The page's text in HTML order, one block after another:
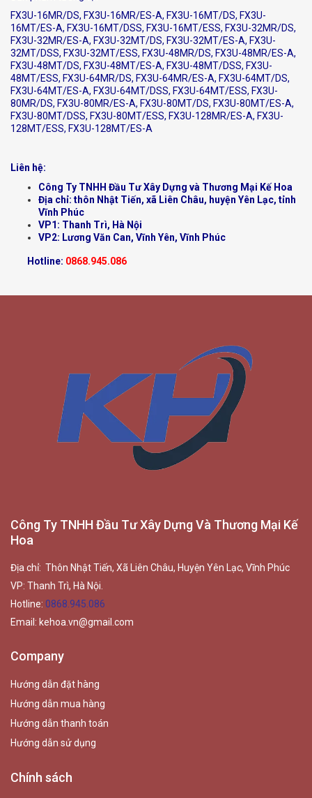
FX3U-16MR/DS, FX3U-16MR/ES-A, FX3U-16MT/DS, FX3U-
16MT/ES-A, FX3U-16MT/DSS, FX3U-16MT/ESS, FX3U-32MR/DS,
FX3U-32MR/ES-A, FX3U-32MT/DS, FX3U-32MT/ES-A, FX3U-
32MT/DSS, FX3U-32MT/ESS, FX3U-48MR/DS, FX3U-48MR/ES-A,
FX3U-48MT/DS, FX3U-48MT/ES-A, FX3U-48MT/DSS, FX3U-
48MT/ESS, FX3U-64MR/DS, FX3U-64MR/ES-A, FX3U-64MT/DS,
FX3U-64MT/ES-A, FX3U-64MT/DSS, FX3U-64MT/ESS, FX3U-
80MR/DS, FX3U-80MR/ES-A, FX3U-80MT/DS, FX3U-80MT/ES-A,
FX3U-80MT/DSS, FX3U-80MT/ESS, FX3U-128MR/ES-A, FX3U-
128MT/ESS, FX3U-128MT/ES-A
Liên hệ:
Công Ty TNHH Đầu Tư Xây Dựng và Thương Mại Kế Hoa
Địa chỉ: thôn Nhật Tiến, xã Liên Châu, huyện Yên Lạc, tỉnh
Vĩnh Phúc
VP1: Thanh Trì, Hà Nội
VP2: Lương Văn Can, Vĩnh Yên, Vĩnh Phúc
Hotline: 0868.945.086
Công Ty TNHH Đầu Tư Xây Dựng Và Thương Mại Kế
Hoa
Địa chỉ: Thôn Nhật Tiến, Xã Liên Châu, Huyện Yên Lạc, Vĩnh Phúc
VP: Thanh Trì, Hà Nội.
Hotline: 0868.945.086
Email: kehoa.vn@gmail.com
Company
Hướng dẫn đặt hàng
Hướng dẫn mua hàng
Hướng dẫn thanh toán
Hướng dẫn sử dụng
Chính sách